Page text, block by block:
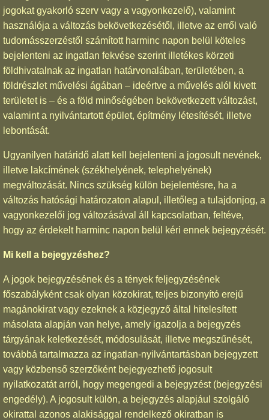
jogokat gyakorló szerv vagy a vagyonkezelő), valamint
használója a változás bekövetkezésétől, illetve az erről való
tudomásszerzéstől számított harminc napon belül köteles
bejelenteni az ingatlan fekvése szerint illetékes körzeti
földhivatalnak az ingatlan határvonalában, területében, a
földrészlet művelési ágában – ideértve a művelés alól kivett
területet is – és a föld minőségében bekövetkezett változást,
valamint a nyilvántartott épület, építmény létesítését, illetve
lebontását.
Ugyanilyen határidő alatt kell bejelenteni a jogosult nevének,
illetve lakcímének (székhelyének, telephelyének)
megváltozását. Nincs szükség külön bejelentésre, ha a
változás hatósági határozaton alapul, illetőleg a tulajdonjog, a
vagyonkezelői jog változásával áll kapcsolatban, feltéve,
hogy az érdekelt harminc napon belül kéri ennek bejegyzését.
Mi kell a bejegyzéshez?
A jogok bejegyzésének és a tények feljegyzésének
főszabályként csak olyan közokirat, teljes bizonyító erejű
magánokirat vagy ezeknek a közjegyző által hitelesített
másolata alapján van helye, amely igazolja a bejegyzés
tárgyának keletkezését, módosulását, illetve megszűnését,
továbbá tartalmazza az ingatlan-nyilvántartásban bejegyzett
vagy közbenső szerzőként bejegyezhető jogosult
nyilatkozatát arról, hogy megengedi a bejegyzést (bejegyzési
engedély). A jogosult külön, a bejegyzés alapjául szolgáló
okirattal azonos alakisággal rendelkező okiratban is